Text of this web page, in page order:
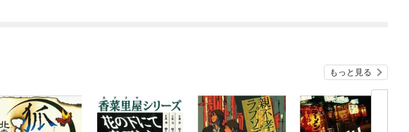
もっと見る